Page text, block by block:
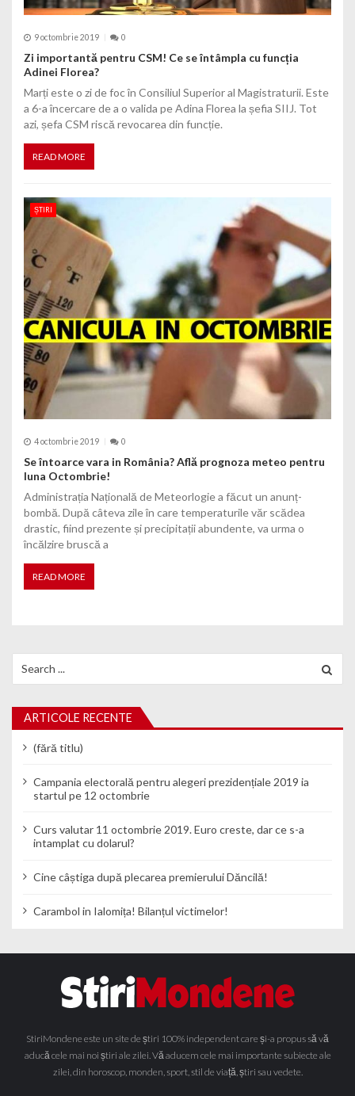
9 octombrie 2019 0
Zi importantă pentru CSM! Ce se întâmpla cu funcția
Adinei Florea?
Marți este o zi de foc în Consiliul Superior al Magistraturii. Este
a 6-a încercare de a o valida pe Adina Florea la șefia SIIJ. Tot
azi, șefa CSM riscă revocarea din funcție.
READ MORE
ȘTIRI
4 octombrie 2019 0
Se întoarce vara in România? Află prognoza meteo pentru
luna Octombrie!
Administrația Națională de Meteorlogie a făcut un anunț-
bombă. După câteva zile în care temperaturile văr scădea
drastic, fiind prezente și precipitații abundente, va urma o
încălzire bruscă a
READ MORE
ARTICOLE RECENTE
(fără titlu)
Campania electorală pentru alegeri prezidențiale 2019 ia
startul pe 12 octombrie
Curs valutar 11 octombrie 2019. Euro creste, dar ce s-a
intamplat cu dolarul?
Cine câștiga după plecarea premierului Dăncilă!
Carambol in Ialomița! Bilanțul victimelor!
StiriMondene este un site de știri 100% independent care și-a propus să vă
aducă cele mai noi știri ale zilei. Vă aducem cele mai importante subiecte ale
zilei, din horoscop, monden, sport, stil de viață, știri sau vedete.